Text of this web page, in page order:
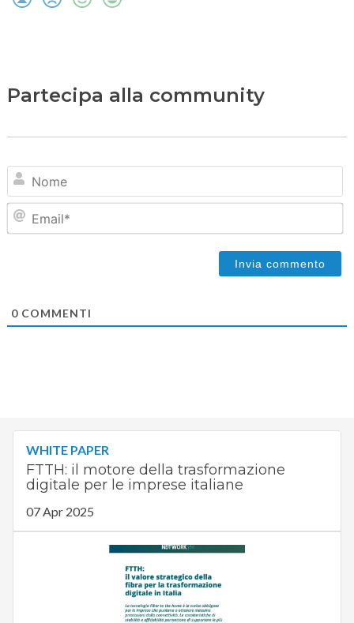
Partecipa alla community
0COMMENTI
WHITE PAPER
FTTH: il motore della trasformazione
digitale per le imprese italiane
07 Apr 2025